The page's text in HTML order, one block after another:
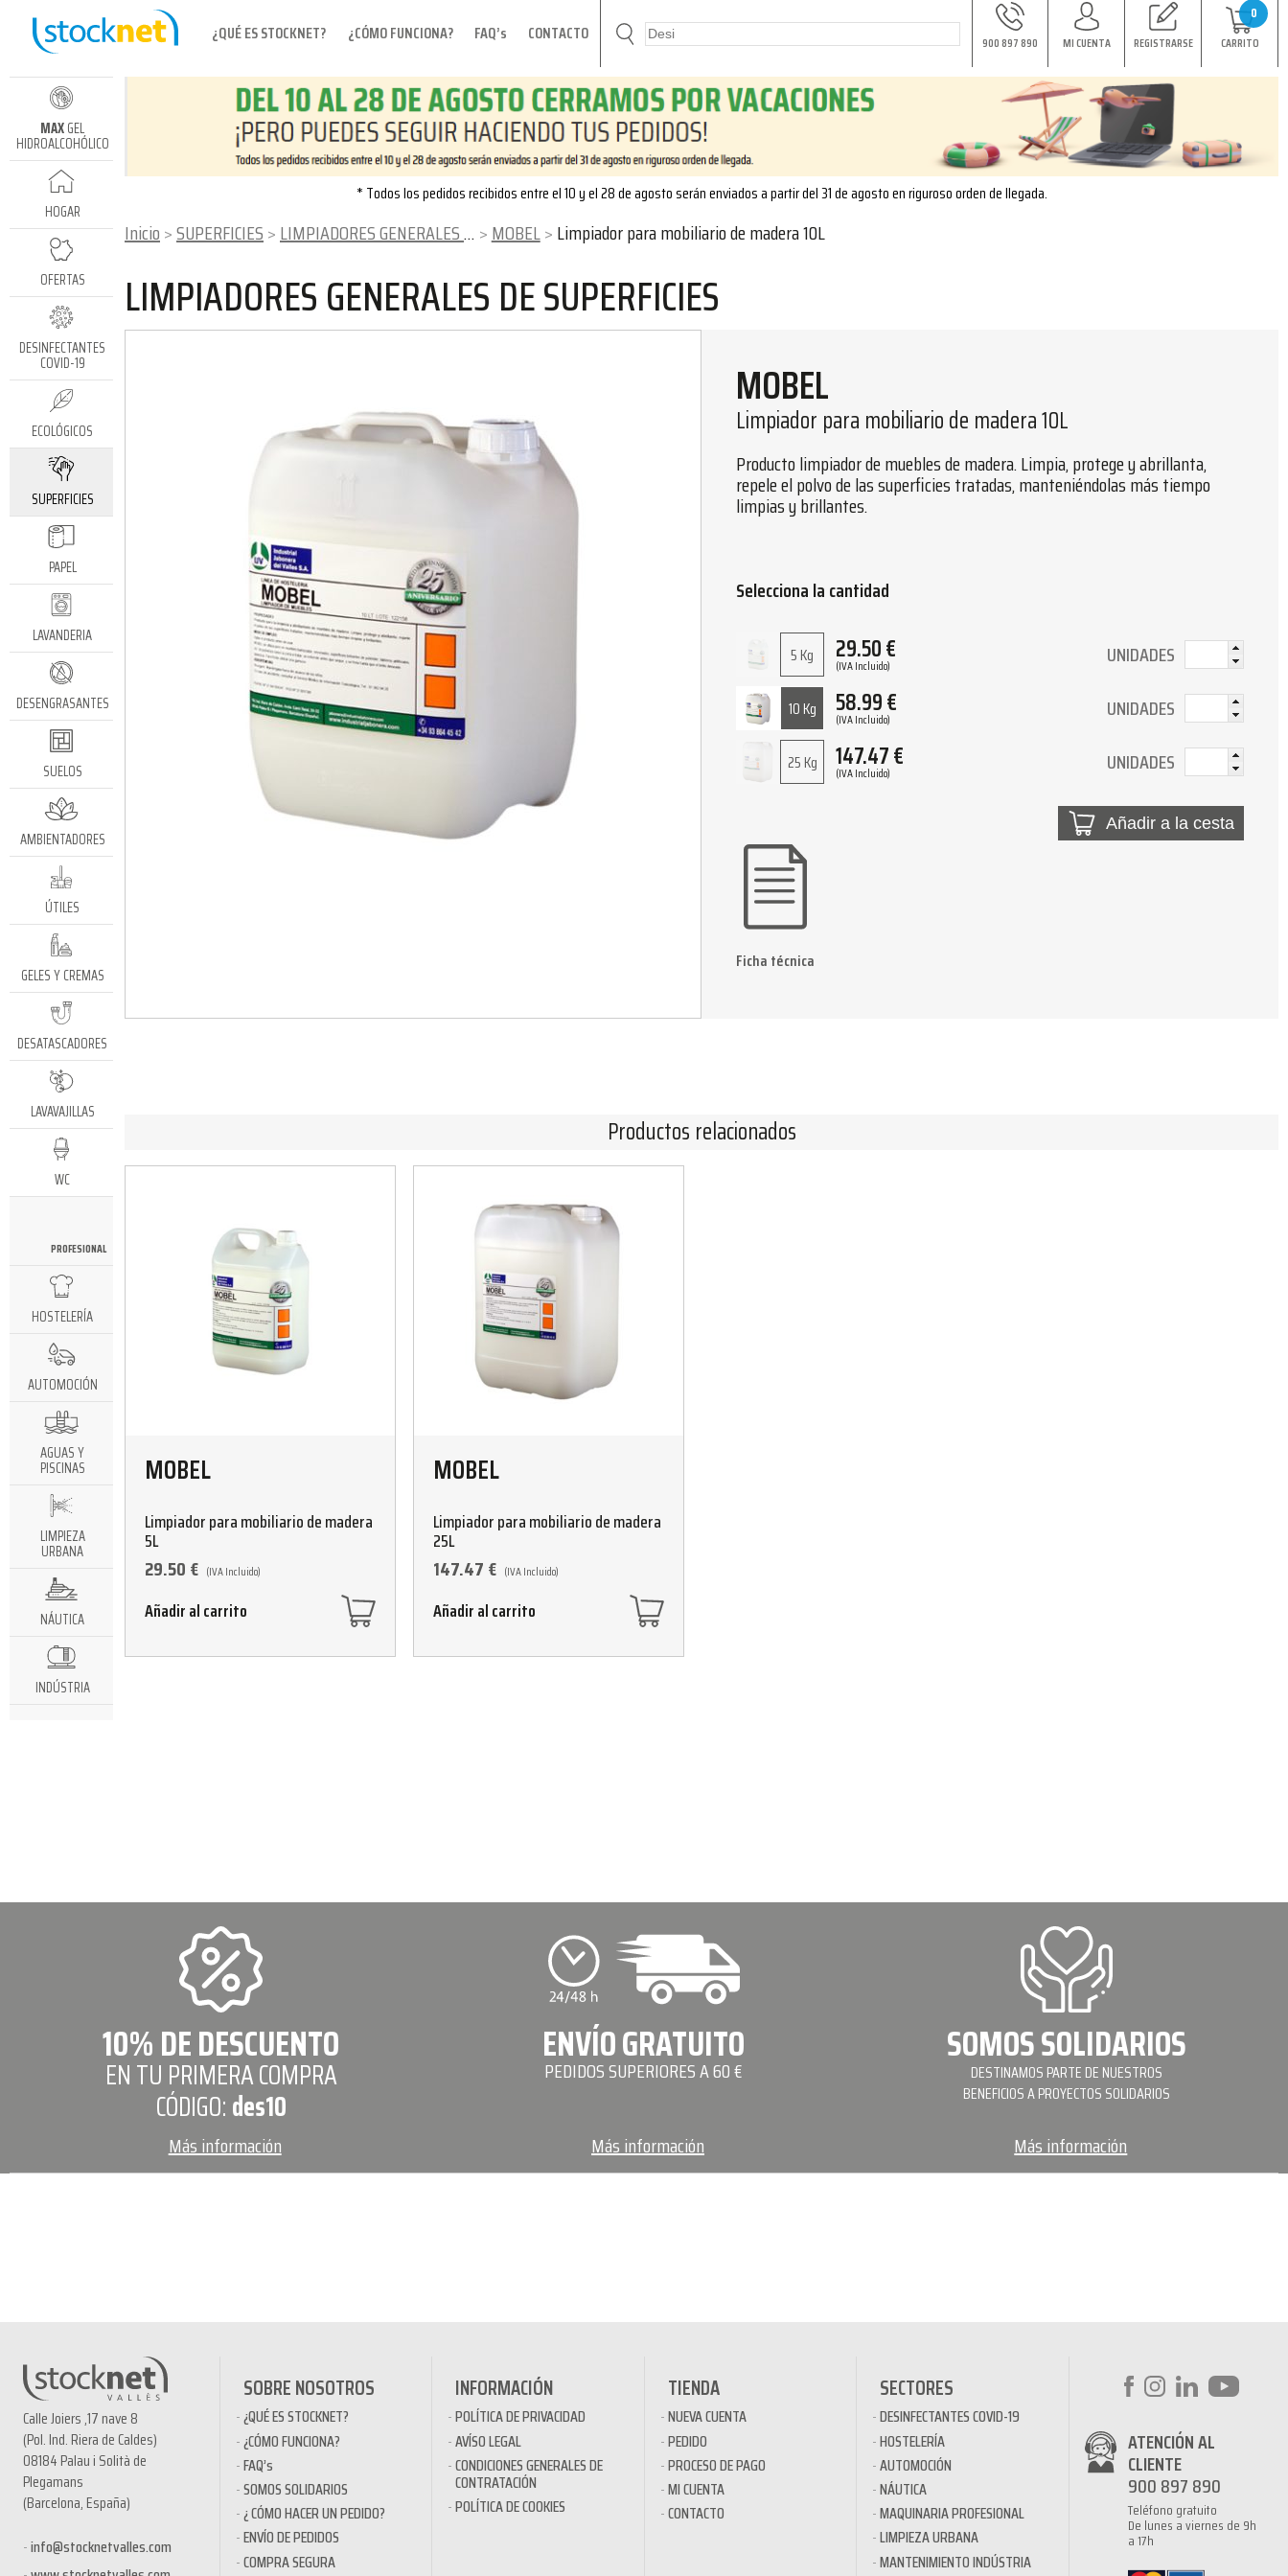
¿QUÉ ES STOCKNET? ¿CÓMO FUNCIONA? FAQ’s CONTACTO 900 897 890 MI CUENTA REGISTRARSE
0
CARRITO
MAXGEL
HIDROALCOHÓLICO
HOGAR
OFERTAS
DESINFECTANTES
COVID-19
ECOLÓGICOS
SUPERFICIES
PAPEL
LAVANDERIA
DESENGRASANTES
SUELOS
AMBIENTADORES
ÚTILES
GELES Y CREMAS
DESATASCADORES
LAVAVAJILLAS
WC
PROFESIONAL
HOSTELERÍA
AUTOMOCIÓN
AGUAS Y
PISCINAS
LIMPIEZA
URBANA
NÁUTICA
INDÚSTRIA
* Todos los pedidos recibidos entre el 10 y el 28 de agosto serán enviados a partir del 31 de agosto en riguroso orden de llegada.
Inicio SUPERFICIES LIMPIADORES GENERALES DE SUPERFICIES MOBEL Limpiador para mobiliario de madera 10L
LIMPIADORES GENERALES DE SUPERFICIES
MOBEL
Limpiador para mobiliario de madera 10L
Producto limpiador de muebles de madera. Limpia, protege y abrillanta,
repele el polvo de las superficies tratadas, manteniéndolas más tiempo
limpias y brillantes.
Selecciona la cantidad
5 Kg 29.50€
(IVA Incluido) UNIDADES
10 Kg 58.99€
(IVA Incluido) UNIDADES
25 Kg 147.47€
(IVA Incluido) UNIDADES
Añadir a la cesta
Ficha técnica
Productos relacionados
MOBEL
Limpiador para mobiliario de madera
5L
29.50€ (IVA Incluido)
Añadir al carrito
MOBEL
Limpiador para mobiliario de madera
25L
147.47€ (IVA Incluido)
Añadir al carrito
10% DE DESCUENTO
EN TU PRIMERA COMPRA
CÓDIGO:des10
Más información
ENVÍO GRATUITO
PEDIDOS SUPERIORES A 60 €
Más información
SOMOS SOLIDARIOS
DESTINAMOS PARTE DE NUESTROS
BENEFICIOS A PROYECTOS SOLIDARIOS
Más información
Calle Joiers ,17 nave 8
(Pol. Ind. Riera de Caldes)
08184 Palau i Solità de
Plegamans
(Barcelona, España)
info@stocknetvalles.com
SOBRE NOSOTROS
¿QUÉ ES STOCKNET?
¿CÓMO FUNCIONA?
FAQ’s
SOMOS SOLIDARIOS
¿ CÓMO HACER UN PEDIDO?
ENVÍO DE PEDIDOS
COMPRA SEGURA
INFORMACIÓN
POLÍTICA DE PRIVACIDAD
AVÍSO LEGAL
CONDICIONES GENERALES DE
CONTRATACIÓN
POLÍTICA DE COOKIES
TIENDA
NUEVA CUENTA
PEDIDO
PROCESO DE PAGO
MI CUENTA
CONTACTO
SECTORES
DESINFECTANTES COVID-19
HOSTELERÍA
AUTOMOCIÓN
NÁUTICA
MAQUINARIA PROFESIONAL
LIMPIEZA URBANA
MANTENIMIENTO INDÚSTRIA
ATENCIÓN AL
CLIENTE
900 897 890
Teléfono gratuito
De lunes a viernes de 9h
a 17h